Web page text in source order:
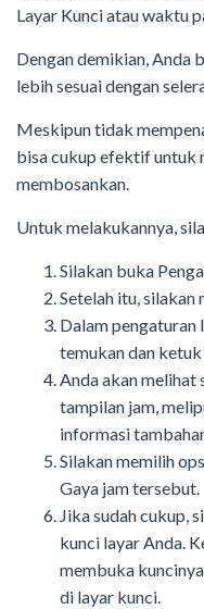
Layar Kunci atau waktu
Dengan demikian, Anda
lebih sesuai dengan
Meskipun tidak
bisa cukup efektif untuk
membosankan.
Untuk melakukannya,
Silakan buka
Setelah itu, silakan
Dalam pengaturan
temukan dan ketuk
Anda akan melihat
tampilan jam,
informasi
Silakan memilih
Gaya jam tersebut.
Jika sudah cukup,
kunci layar Anda.
membuka
di layar kunci.